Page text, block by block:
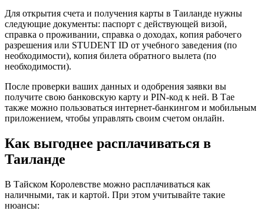
Для открытия счета и получения карты в Таиланде нужны
следующие документы: паспорт с действующей визой,
справка о проживании, справка о доходах, копия рабочего
разрешения или STUDENT ID от учебного заведения (по
необходимости), копия билета обратного вылета (по
необходимости).
После проверки ваших данных и одобрения заявки вы
получите свою банковскую карту и PIN-код к ней. В Тае
также можно пользоваться интернет-банкингом и мобильным
приложением, чтобы управлять своим счетом онлайн.
Как выгоднее расплачиваться в
Таиланде
В Тайском Королевстве можно расплачиваться как
наличными, так и картой. При этом учитывайте такие
нюансы: